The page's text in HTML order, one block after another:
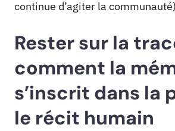
continue d’agiter la
Rester sur la
comment la
s’inscrit dans la
le récit humain